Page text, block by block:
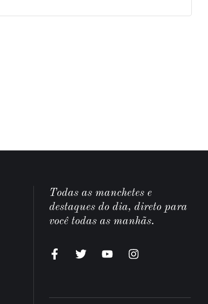
Todas as manchetes e
destaques do dia, direto para
você todas as manhãs.